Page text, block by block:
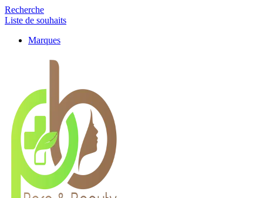
Recherche
Liste de souhaits
Marques